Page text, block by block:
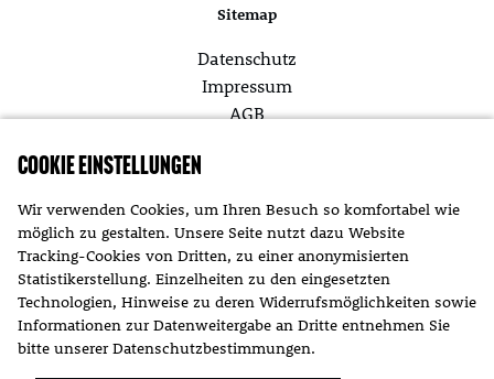
Sitemap
Datenschutz
Impressum
AGB
Aktuelles
Cookie Einstellungen
Wir verwenden Cookies, um Ihren Besuch so komfortabel wie
möglich zu gestalten. Unsere Seite nutzt dazu Website
Tracking-Cookies von Dritten, zu einer anonymisierten
Statistikerstellung. Einzelheiten zu den eingesetzten
Technologien, Hinweise zu deren Widerrufsmöglichkeiten sowie
Informationen zur Datenweitergabe an Dritte entnehmen Sie
bitte unsererDatenschutzbestimmungen.